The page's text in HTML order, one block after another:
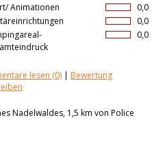
0,0
Animationen
0,0
0,0
lesen (0) | Bewertung
Nadelwaldes, 1,5 km von Police